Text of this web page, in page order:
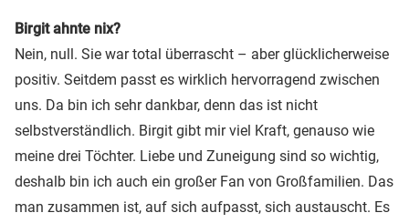
Birgit ahnte nix?
Nein, null. Sie war total überrascht – aber glücklicherweise
positiv. Seitdem passt es wirklich hervorragend zwischen
uns. Da bin ich sehr dankbar, denn das ist nicht
selbstverständlich. Birgit gibt mir viel Kraft, genauso wie
meine drei Töchter. Liebe und Zuneigung sind so wichtig,
deshalb bin ich auch ein großer Fan von Großfamilien. Das
man zusammen ist, auf sich aufpasst, sich austauscht. Es